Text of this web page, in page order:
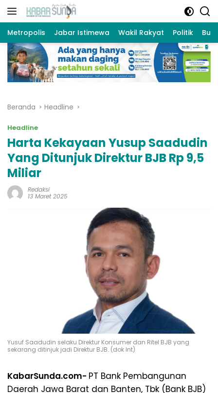
Langsung
Metropolis Jabar Istimewa Wakil Rakyat Politik
Beranda Headline
Headline
Harta Kekayaan Yusup Saadudin
Yang Ditunjuk Direktur BJB Rp 9,5
Miliar
Redaksi
13 Maret 2025
Yusuf Saadudin selaku Direktur Konsumer dan Ritel BJB yang
sekarang ditinjuk jadi Direktur BJB. (dok Int)
KabarSunda.com- PT Bank Pembangunan
Daerah Jawa Barat dan Banten, Tbk (Bank BJB)